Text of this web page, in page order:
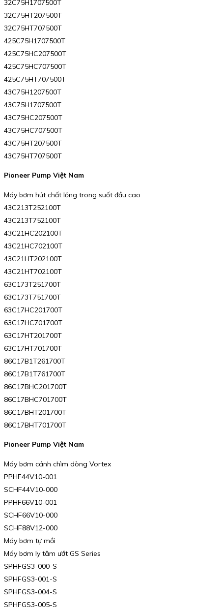
32C75H1707500T
32C75HT207500T
32C75HT707500T
425C75H1707500T
425C75HC207500T
425C75HC707500T
425C75HT707500T
43C75H1207500T
43C75H1707500T
43C75HC207500T
43C75HC707500T
43C75HT207500T
43C75HT707500T
Pioneer Pump Việt Nam
Máy bơm hút chất lỏng trong suốt đầu cao
43C213T252100T
43C213T752100T
43C21HC202100T
43C21HC702100T
43C21HT202100T
43C21HT702100T
63C173T251700T
63C173T751700T
63C17HC201700T
63C17HC701700T
63C17HT201700T
63C17HT701700T
86C17B1T261700T
86C17B1T761700T
86C17BHC201700T
86C17BHC701700T
86C17BHT201700T
86C17BHT701700T
Pioneer Pump Việt Nam
Máy bơm cánh chìm dòng Vortex
PPHF44V10-001
SCHF44V10-000
PPHF66V10-001
SCHF66V10-000
SCHF88V12-000
Máy bơm tự mồi
Máy bơm ly tâm ướt GS Series
SPHFGS3-000-S
SPHFGS3-001-S
SPHFGS3-004-S
SPHFGS3-005-S